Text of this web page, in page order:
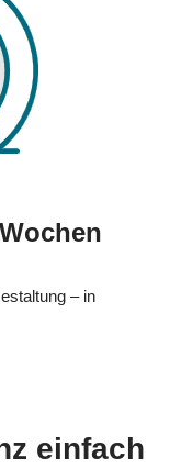
– in
einfach